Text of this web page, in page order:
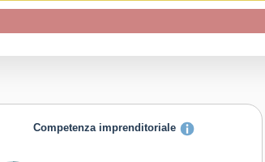
Competenza imprenditoriale